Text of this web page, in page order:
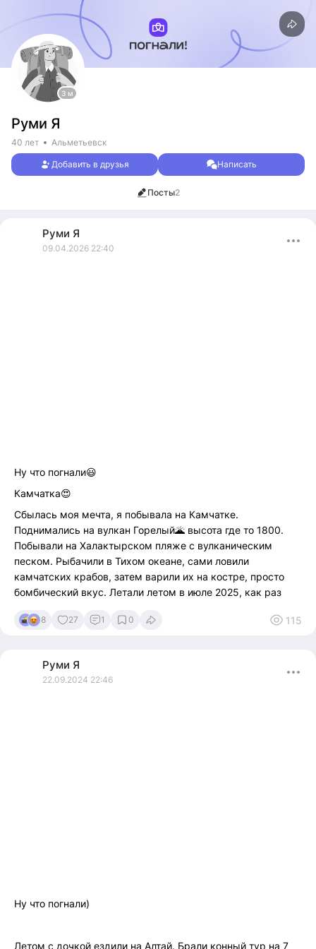
3 м
Руми Я
40 лет Альметьевск
Добавить в друзья Написать
Посты2
Руми Я
09.04.2026 22:40
Ну что погнали😃
Камчатка😍
Сбылась моя мечта, я побывала на Камчатке.
Поднимались на вулкан Горелый🌋 высота где то 1800.
Побывали на Халактырском пляже с вулканическим
песком. Рыбачили в Тихом океане, сами ловили
камчатских крабов, затем варили их на костре, просто
бомбический вкус. Летали летом в июле 2025, как раз
нормально🤦‍♀️ Но даже не смотря на это Камчатка
8 27 1 0 115
Руми Я
22.09.2024 22:46
Ну что погнали)
Летом с дочкой ездили на Алтай. Брали конный тур на 7